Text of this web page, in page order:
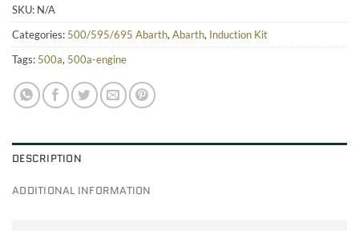
SKU: N/A
Categories: 500/595/695 Abarth,Abarth, Induction Kit
Tags: 500a, 500a-engine
DESCRIPTION
ADDITIONAL INFORMATION